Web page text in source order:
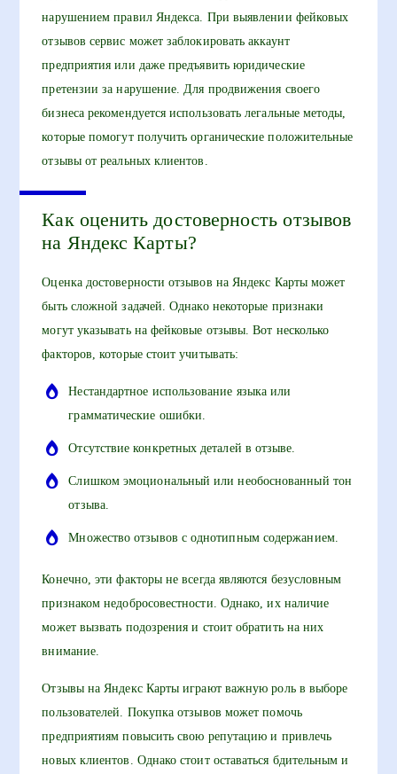
нарушением правил Яндекса. При выявлении фейковых
отзывов сервис может заблокировать аккаунт
предприятия или даже предъявить юридические
претензии за нарушение. Для продвижения своего
бизнеса рекомендуется использовать легальные методы,
которые помогут получить органические положительные
отзывы от реальных клиентов.
Как оценить достоверность отзывов
на Яндекс Карты?
Оценка достоверности отзывов на Яндекс Карты может
быть сложной задачей. Однако некоторые признаки
могут указывать на фейковые отзывы. Вот несколько
факторов, которые стоит учитывать:
Нестандартное использование языка или
грамматические ошибки.
Отсутствие конкретных деталей в отзыве.
Слишком эмоциональный или необоснованный тон
отзыва.
Множество отзывов с однотипным содержанием.
Конечно, эти факторы не всегда являются безусловным
признаком недобросовестности. Однако, их наличие
может вызвать подозрения и стоит обратить на них
внимание.
Отзывы на Яндекс Карты играют важную роль в выборе
пользователей. Покупка отзывов может помочь
предприятиям повысить свою репутацию и привлечь
новых клиентов. Однако стоит оставаться бдительным и